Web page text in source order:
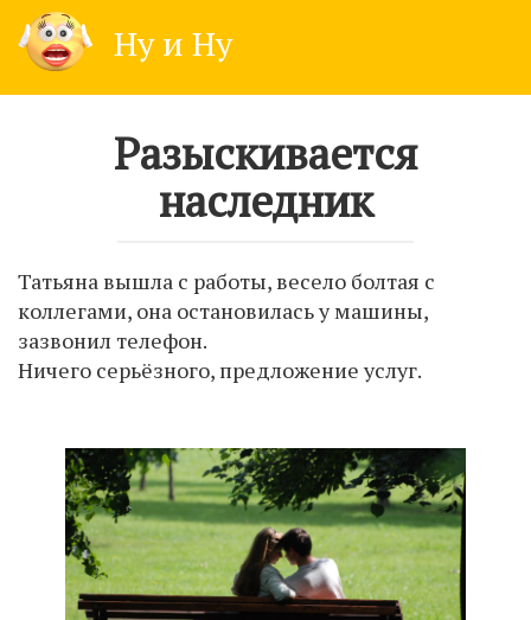
content
Ну и Ну
Разыскивается
наследник
Татьяна вышла с работы, весело болтая с
коллегами, она остановилась у машины,
зазвонил телефон.
Ничего серьёзного, предложение услуг.